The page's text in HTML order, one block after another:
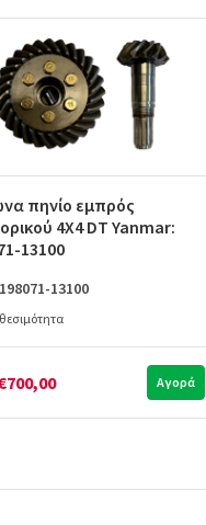
πηνίο εμπρός
4X4 DT Yanmar:
13100
13100
Αγορά